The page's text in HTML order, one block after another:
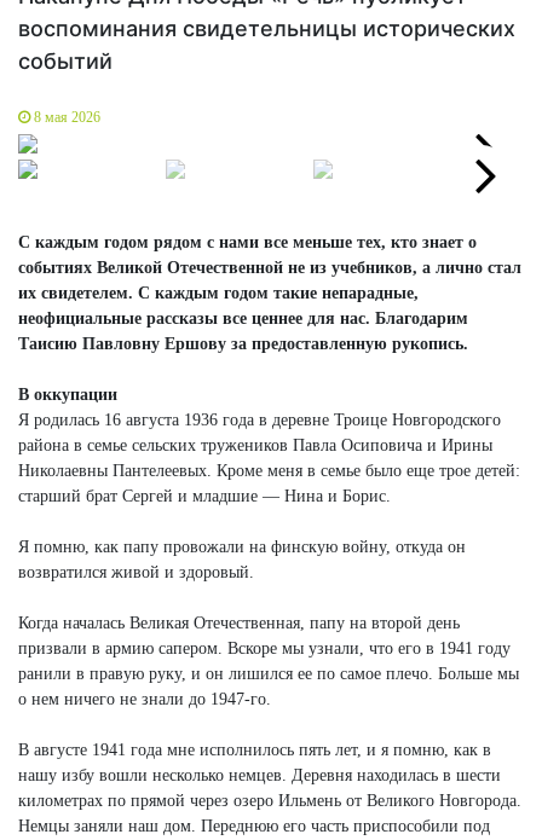
воспоминания свидетельницы исторических
событий
8 мая 2026
Next
С каждым годом рядом с нами все меньше тех, кто знает о
событиях Великой Отечественной не из учебников, а лично стал
их свидетелем. С каждым годом такие непарадные,
неофициальные рассказы все ценнее для нас. Благодарим
Таисию Павловну Ершову за предоставленную рукопись.
В оккупации
Я родилась 16 августа 1936 года в деревне Троице Новгородского
района в семье сельских тружеников Павла Осиповича и Ирины
Николаевны Пантелеевых. Кроме меня в семье было еще трое детей:
старший брат Сергей и младшие — Нина и Борис.
Я помню, как папу провожали на финскую войну, откуда он
возвратился живой и здоровый.
Когда началась Великая Отечественная, папу на второй день
призвали в армию сапером. Вскоре мы узнали, что его в 1941 году
ранили в правую руку, и он лишился ее по самое плечо. Больше мы
о нем ничего не знали до 1947-го.
В августе 1941 года мне исполнилось пять лет, и я помню, как в
нашу избу вошли несколько немцев. Деревня находилась в шести
километрах по прямой через озеро Ильмень от Великого Новгорода.
Немцы заняли наш дом. Переднюю его часть приспособили под